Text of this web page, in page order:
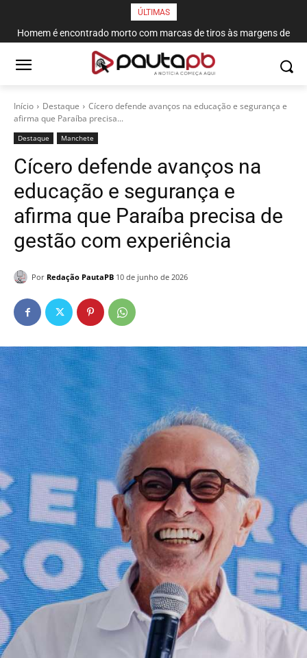
ÚLTIMAS
Homem é encontrado morto com marcas de tiros às margens de
rodovia em Campina Grande
Início Destaque
Cícero defende avanços na educação e segurança e
afirma que Paraíba precisa...
Destaque Manchete
Cícero defende avanços na
educação e segurança e
afirma que Paraíba precisa de
gestão com experiência
Por Redação PautaPB 10 de junho de 2026